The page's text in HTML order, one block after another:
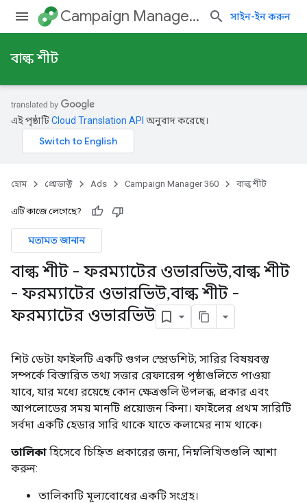
Campaign Manager 360 সাইন-ইন করুন
বাল্ক শীট
এই পৃষ্ঠাটিCloud Translation API অনুবাদ করেছে।
হোম প্রোডাক্ট Ads Campaign Manager 360 বাল্ক শীট
এটি কাজে লেগেছে?
মতামত জানান
বাল্ক শীট - ফরম্যাটের ওভারভিউ,বাল্ক শীট
- ফরম্যাটের ওভারভিউ,বাল্ক শীট -
ফরম্যাটের ওভারভিউ
শিট ডেটা ফাইলটি একটি গুগল স্প্রেডশিট; সারির বিষয়বস্তু
সম্পর্কে বিস্তারিত তথ্য সত্তার রেফারেন্স পৃষ্ঠাগুলিতে পাওয়া
যাবে, যার মধ্যে রয়েছে কোন ক্ষেত্রগুলি উপলব্ধ, প্রকার এবং
আপলোডের সময় মানটি প্রয়োজন কিনা। ফাইলের প্রথম সারিটি
সর্বদা একটি হেডার সারি থাকে যাতে কলামের নাম থাকে।
তালিকা হিসেবে চিহ্নিত প্রকারের জন্য, নিম্নলিখিতগুলি আশা
করুন:
তালিকাটি মূল্যবোধের একটি সংগ্রহ।